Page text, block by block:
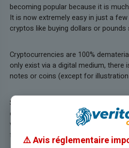
becoming popular because it is
It is now extremely easy in just a
cryptos like buying dollars or pounds
Cryptocurrencies are 100%
only exist via a digital medium,
notes or coins (except for
Since cryptocurrencies are not
central bank, Bitcoin, for example,
without exchange fees. But as with
fees associated with buying or selling
⚠️ Avis réglementaire